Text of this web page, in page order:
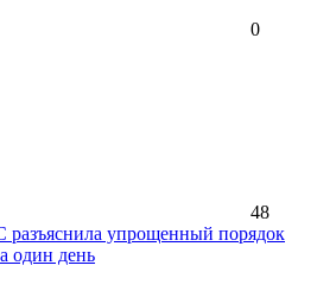
0
48
упрощенный порядок
один день